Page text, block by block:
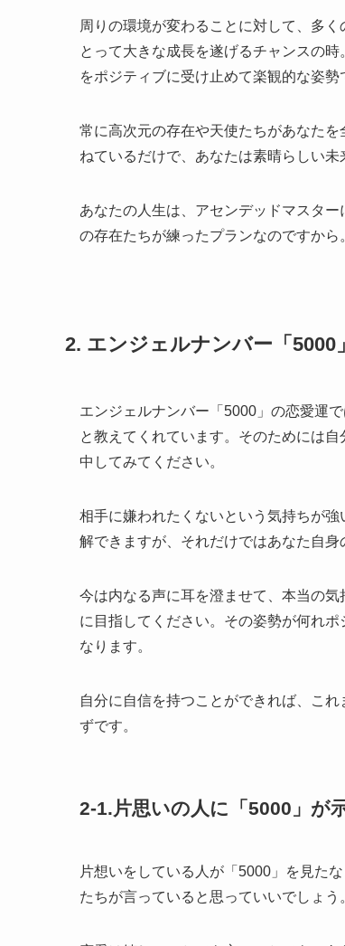
周りの環境が変わることに対して、多
とって大きな成長を遂げるチャンスの
をポジティブに受け止めて楽観的な姿勢
常に高次元の存在や天使たちがあなた
ねているだけで、あなたは素晴らしい未
あなたの人生は、アセンデッドマスタ
の存在たちが練ったプランなのですから
2. エンジェルナンバー「
エンジェルナンバー「5000」の恋愛運で
と教えてくれています。そのためには
中してみてください。
相手に嫌われたくないという気持ちが
解できますが、それだけではあなた自身
今は内なる声に耳を澄ませて、本当の
に目指してください。その姿勢が何れ
なります。
自分に自信を持つことができれば、こ
ずです。
2-1.片思いの人に「5000」が
片想いをしている人が「5000」を見たな
たちが言っていると思っていいでしょう